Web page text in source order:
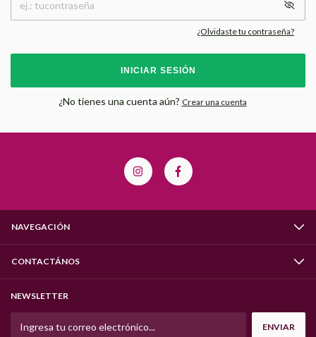
¿Olvidaste tu contraseña?
INICIAR SESIÓN
¿No tienes una cuenta aún? Crear una cuenta
NAVEGACIÓN
CONTACTÁNOS
NEWSLETTER